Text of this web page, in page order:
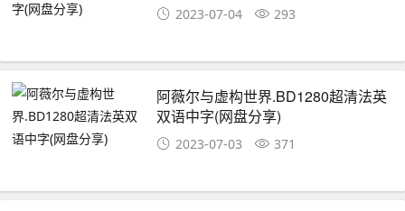
2023-07-04 293
阿薇尔与虚构世界.BD1280超清法英
双语中字(网盘分享)
2023-07-03 371